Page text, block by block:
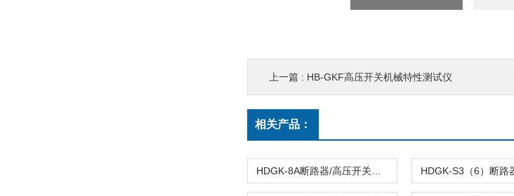
上一篇 : HB-GKF高压开关机械特性测试仪
相关产品：